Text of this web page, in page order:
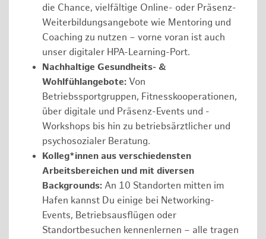
die Chance, vielfältige Online- oder Präsenz-
Weiterbildungsangebote wie Mentoring und
Coaching zu nutzen – vorne voran ist auch
unser digitaler HPA-Learning-Port.
Nachhaltige Gesundheits- &
Wohlfühlangebote: Von
Betriebssportgruppen, Fitnesskooperationen,
über digitale und Präsenz-Events und -
Workshops bis hin zu betriebsärztlicher und
psychosozialer Beratung.
Kolleg*innen aus verschiedensten
Arbeitsbereichen und mit diversen
Backgrounds: An 10 Standorten mitten im
Hafen kannst Du einige bei Networking-
Events, Betriebsausflügen oder
Standortbesuchen kennenlernen – alle tragen